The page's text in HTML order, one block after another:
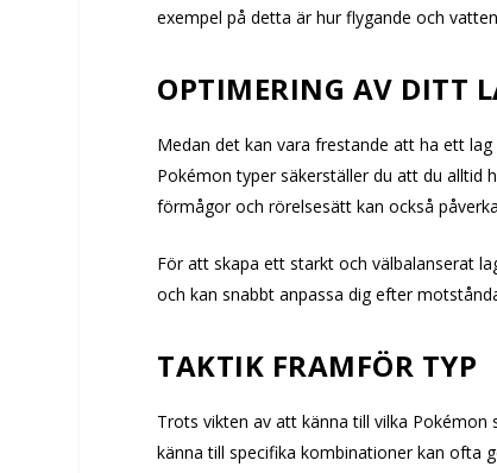
exempel på detta är hur flygande och
OPTIMERING AV DITT
Medan det kan vara frestande att ha ett
Pokémon typer säkerställer du att du alltid
förmågor och rörelsesätt kan också
För att skapa ett starkt och välbalanserat
och kan snabbt anpassa dig efter
TAKTIK FRAMFÖR TYP
Trots vikten av att känna till vilka
känna till specifika kombinationer kan ofta